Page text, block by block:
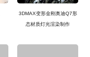
3DMAX变形金刚奥迪Q7形
态材质灯光渲染制作